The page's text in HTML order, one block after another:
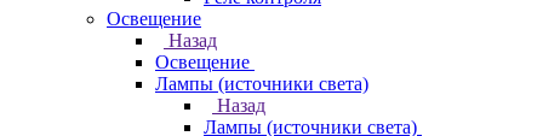
Освещение
Назад
Освещение
Лампы (источники света)
Назад
Лампы (источники света)